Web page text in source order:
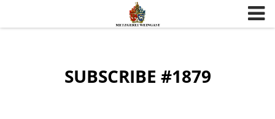
SUBSCRIBE #1879